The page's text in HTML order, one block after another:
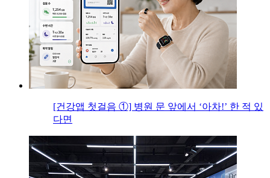
[건강앱 첫걸음 ①] 병원 문 앞에서 ‘아차!’ 한 적 있
다면